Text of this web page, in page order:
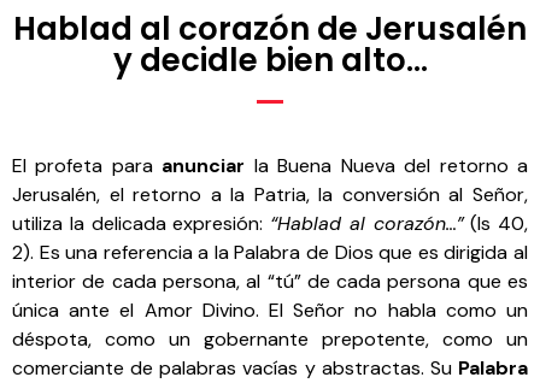
Hablad al corazón de Jerusalén
y decidle bien alto…
El profeta para anunciar la Buena Nueva del retorno a
Jerusalén, el retorno a la Patria, la conversión al Señor,
utiliza la delicada expresión: “Hablad al corazón…”(Is 40,
2). Es una referencia a la Palabra de Dios que es dirigida al
interior de cada persona, al “tú” de cada persona que es
única ante el Amor Divino. El Señor no habla como un
déspota, como un gobernante prepotente, como un
comerciante de palabras vacías y abstractas. Su Palabra